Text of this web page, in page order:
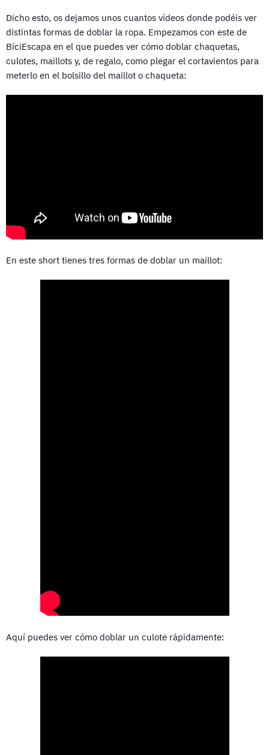
Dicho esto, os dejamos unos cuantos vídeos donde podéis ver
distintas formas de doblar la ropa. Empezamos con este de
BiciEscapa en el que puedes ver cómo doblar chaquetas,
culotes, maillots y, de regalo, como plegar el cortavientos para
meterlo en el bolsillo del maillot o chaqueta:
En este short tienes tres formas de doblar un maillot:
Aquí puedes ver cómo doblar un culote rápidamente: